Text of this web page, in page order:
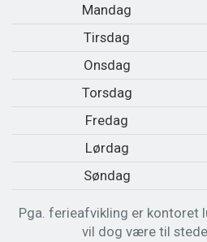
Mandag
Tirsdag
Onsdag
Torsdag
Fredag
Lørdag
Søndag
Pga. ferieafvikling er kontoret
vil dog være til